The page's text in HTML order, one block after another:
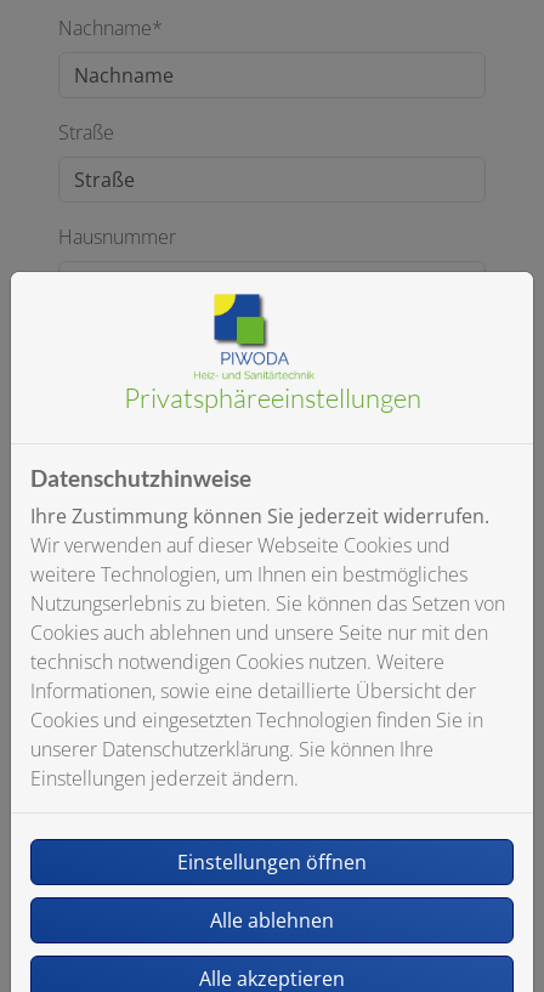
Nachname*
Straße
Hausnummer
Ort
E-Mail*
Telefon
Betreff
Privatsphäre­einstellungen
Datenschutzhinweise
Ihre Zustimmung können Sie jederzeit widerrufen.
Wir verwenden auf dieser Webseite Cookies und
weitere Technologien, um Ihnen ein bestmögliches
Nutzungserlebnis zu bieten. Sie können das Setzen von
Cookies auch ablehnen und unsere Seite nur mit den
technisch notwendigen Cookies nutzen. Weitere
Informationen, sowie eine detaillierte Übersicht der
Cookies und eingesetzten Technologien finden Sie in
unserer Datenschutzerklärung. Sie können Ihre
Einstellungen jederzeit ändern.
Einstellungen öffnen
Alle ablehnen
Alle akzeptieren